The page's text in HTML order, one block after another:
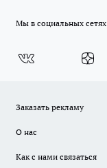
Мы в социальных сетях
Заказать рекламу
О нас
Как с нами связаться